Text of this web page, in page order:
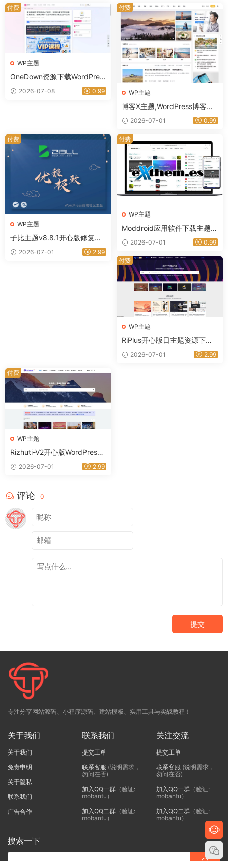
WP主题
OneDown资源下载WordPres
s主题 技术教程资讯站专用模
板-星途资源网
2026-07-08 0.99
付费
WP主题
博客X主题,WordPress博客主
题推荐,专业博客网站搭建优选
｜星途资源网
2026-07-01 0.99
付费
WP主题
子比主题v8.8.1开心版修复版
本｜星途资源网
2026-07-01 2.99
付费
WP主题
Moddroid应用软件下载主题高
级版带博客系统 9.5
2026-07-01 0.99
付费
WP主题
RiPlus开心版日主题资源下载
知识付费资源
2026-07-01 2.99
付费
WP主题
Rizhuti-V2开心版WordPress
主题2026-07-01 2.99
付费
评论 0
提交
专注分享网站源码、小程序源码、建站模板、实用工具与实战教程！
关于我们
关于我们
免责申明
关于隐私
联系我们
广告合作
联系我们
提交工单
联系客服 (说明需求，
勿问在否)
加入QQ一群（验证:
mobantu）
加入QQ二群（验证:
mobantu）
关注交流
提交工单
联系客服 (说明需求，
勿问在否)
加入QQ一群（验证:
mobantu）
加入QQ二群（验证:
mobantu）
搜索一下